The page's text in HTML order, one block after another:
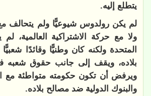
يتطلع إليه.
لم يكن رولدوس شيوعيًّا ولم يتحالف
ولا مع حركة الاشتراكية العالمية،
المتحدة ولكنه كان وطنيًّا وقائدًا
بلاده، ويقف إلى جانب حقوق شعبه
ويرفض أن تكون حكومته متواطئة مع
والبنوك الدولية ضد مصالح بلاده.